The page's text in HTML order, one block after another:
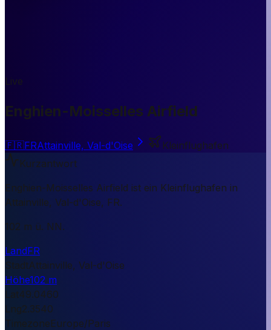
Live
Enghien-Moisselles Airfield
🇫🇷FRAttainville, Val-d'Oise
Kleinflughafen
Kurzantwort
Enghien-Moisselles Airfield ist ein Kleinflughafen in
Attainville, Val-d'Oise, FR.
102 m ü. NN.
LandFR
StadtAttainville, Val-d'Oise
Höhe102 m
Lat49.0460
Lng2.3540
TimezoneEurope/Paris